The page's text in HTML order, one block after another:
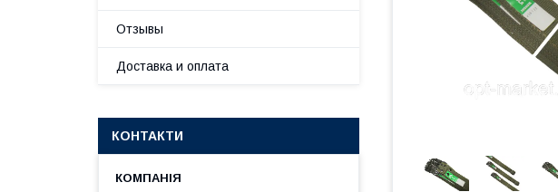
Отзывы
Доставка и оплата
КОНТАКТИ